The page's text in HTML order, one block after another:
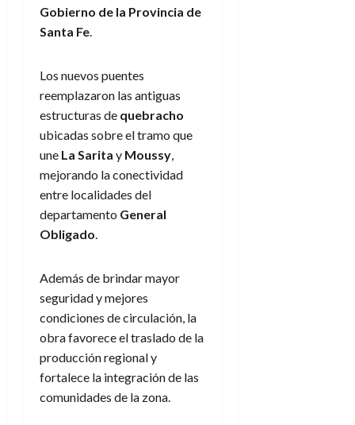
Gobierno de la Provincia de
Santa Fe.
Los nuevos puentes
reemplazaron las antiguas
estructuras de quebracho
ubicadas sobre el tramo que
une La Sarita y Moussy,
mejorando la conectividad
entre localidades del
departamento General
Obligado.
Además de brindar mayor
seguridad y mejores
condiciones de circulación, la
obra favorece el traslado de la
producción regional y
fortalece la integración de las
comunidades de la zona.